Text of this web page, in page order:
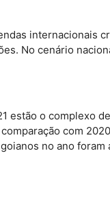
internacionais
No cenário
o complexo
com
no ano foram